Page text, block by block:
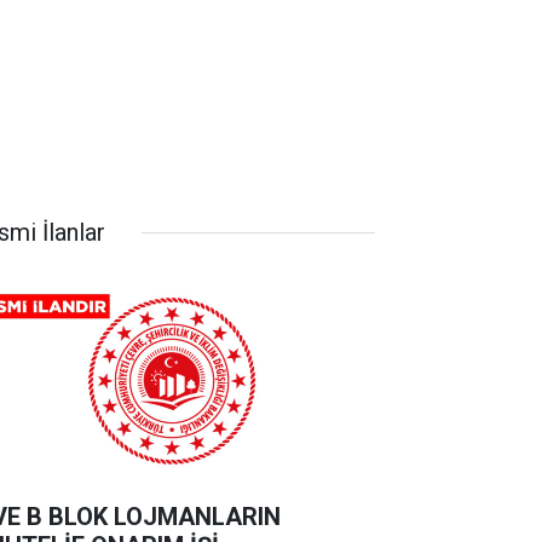
İlanlar
B BLOK LOJMANLARIN